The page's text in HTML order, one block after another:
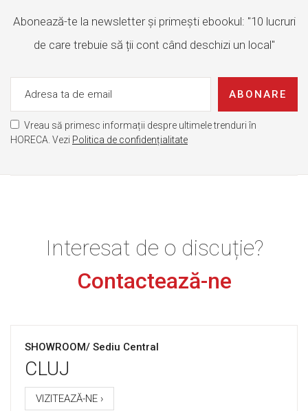
Abonează-te la newsletter și primești ebookul: "10 lucruri
de care trebuie să ții cont când deschizi un local"
ABONARE
Vreau să primesc informații despre ultimele trenduri în
HORECA. Vezi Politica de confidențialitate
Interesat de o discuție?
Contactează-ne
SHOWROOM/ Sediu Central
CLUJ
VIZITEAZĂ-NE ›